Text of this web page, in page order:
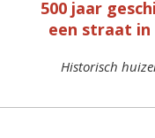
500 jaar
een straat
Historisch